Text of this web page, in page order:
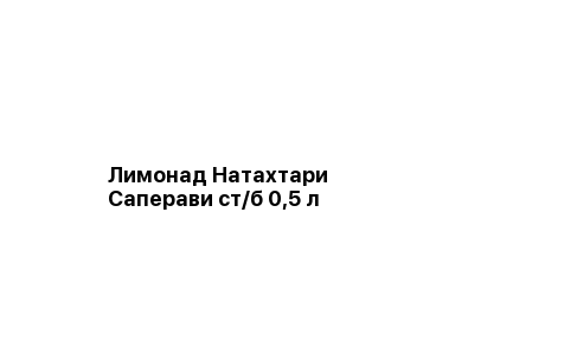
Лимонад Натахтари
Саперави ст/б 0,5 л